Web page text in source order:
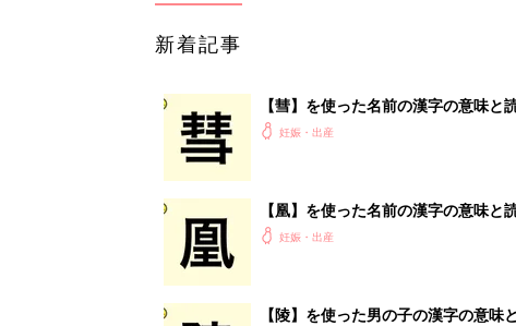
新着記事
【彗】を使った名前の漢字の意味
妊娠・出産
【凰】を使った名前の漢字の意味
妊娠・出産
【陵】を使った男の子の漢字の意